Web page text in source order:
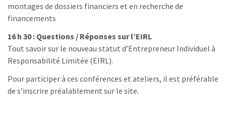
montages de dossiers financiers et en recherche de
financements
16 h 30 : Questions / Réponses sur l’EIRL
Tout savoir sur le nouveau statut d’Entrepreneur Individuel à
Responsabilité Limitée (EIRL).
Pour participer à ces conférences et ateliers, il est préférable
de s’inscrire préalablement sur le site.